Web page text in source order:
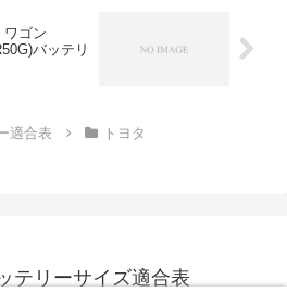
ワゴン
バッテリ
適合表 トヨタ
テリーサイズ適合表